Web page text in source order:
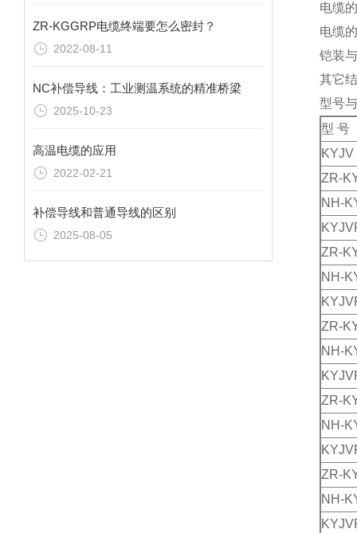
ZR-KGGRP电缆终端要怎么密封？
2022-08-11
NC补偿导线：工业测温系统的精准桥梁
2025-10-23
高温电缆的应用
2022-02-21
补偿导线和普通导线的区别
2025-08-05
电缆
电缆
铠装
其它
型号
型 号
KYJV
ZR-
NH-
ZR-
NH-
ZR-
NH-
ZR-
NH-
ZR-
NH-